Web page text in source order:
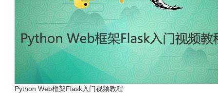
Python Web框架Flask入门视频教程